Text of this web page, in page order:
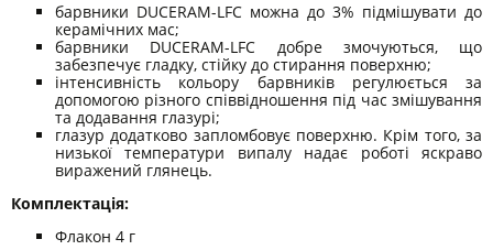
барвники DUCERAM-LFC можна до 3% підмішувати до
керамічних мас;
барвники DUCERAM-LFC добре змочуються, що
забезпечує гладку, стійку до стирання поверхню;
інтенсивність кольору барвників регулюється за
допомогою різного співвідношення під час змішування
та додавання глазурі;
глазур додатково запломбовує поверхню. Крім того, за
низької температури випалу надає роботі яскраво
виражений глянець.
Комплектація:
Флакон 4 г